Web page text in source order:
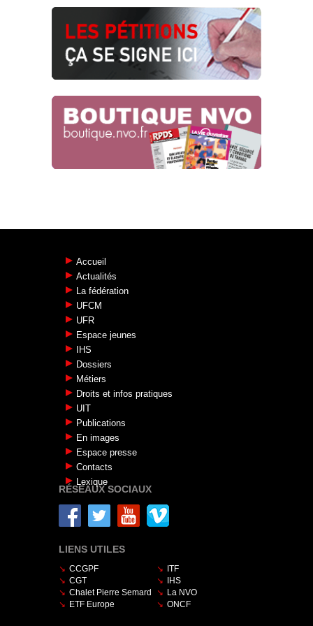
Conditions de travail
10.02.2026
FACE À L’AUSTÉRITÉ SALARIALES,
TOUTES ET TOUS MOBILISÉ·E·S LE
13 JANVIER !
NAO 2026
06.01.2026
Accueil
Actualités
La fédération
UFCM
UFR
Espace jeunes
IHS
Dossiers
Métiers
Droits et infos pratiques
UIT
Publications
En images
Espace presse
Contacts
Lexique
RÉSEAUX SOCIAUX
LIENS UTILES
CCGPF
CGT
Chalet Pierre Semard
ETF Europe
ITF
IHS
La NVO
ONCF